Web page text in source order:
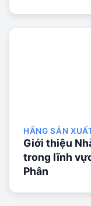
HÃNG SẢN
Giới thiệu
trong lĩnh
Phân